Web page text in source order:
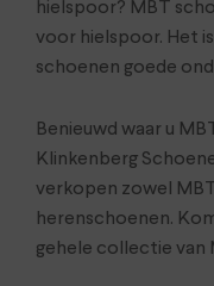
hielspoor? MBT
voor hielspoor. Het
schoenen goede
Benieuwd waar u
Klinkenberg
verkopen zowel
herenschoenen.
gehele collectie van